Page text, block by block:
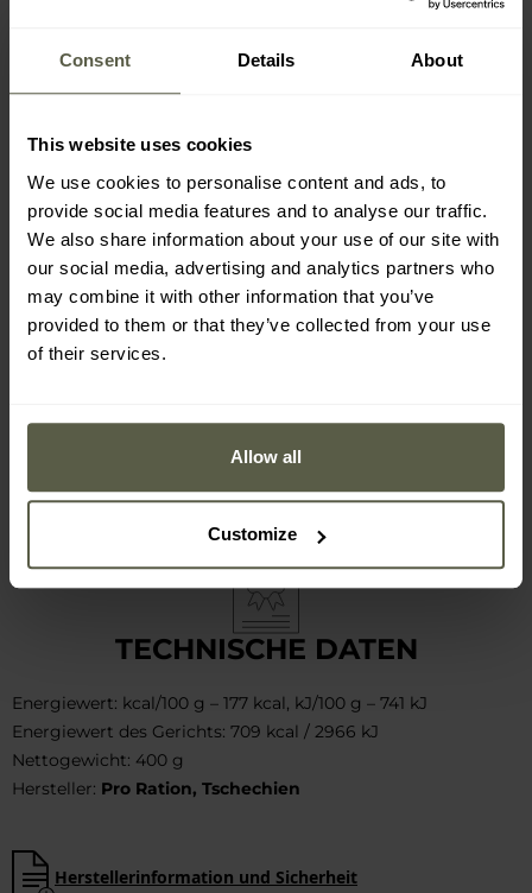
Consent Details About
This website uses cookies
We use cookies to personalise content and ads, to
provide social media features and to analyse our traffic.
We also share information about your use of our site with
our social media, advertising and analytics partners who
may combine it with other information that you’ve
provided to them or that they’ve collected from your use
of their services.
Allow all
Customize
PRODUKTZUSAMMENSETZUNG
Zucker), Äpfel (22 %),Milch,Quark
Butter
, Salz, Zimt (0,01 %).
NÄHRWERT PRO 100 G PRODUKT
TECHNISCHE DATEN
Energiewert: kcal/100 g – 177 kcal, kJ/100 g – 741 kJ
Energiewert des Gerichts: 709 kcal / 2966 kJ
Nettogewicht: 400 g
Hersteller: Pro Ration, Tschechien
Herstellerinformation und Sicherheit